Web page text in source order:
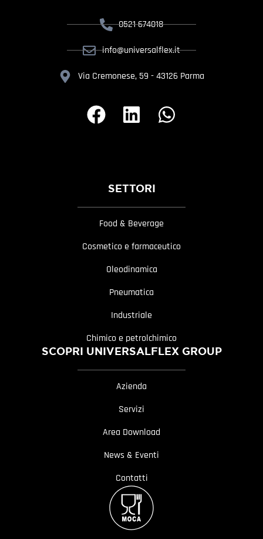
0521 674018
info@universalflex.it
Via Cremonese, 59 - 43126 Parma
SETTORI
Food & Beverage
Cosmetico e farmaceutico
Oleodinamica
Pneumatica
Industriale
Chimico e petrolchimico
SCOPRI UNIVERSALFLEX GROUP
Azienda
Servizi
Area Download
News & Eventi
Contatti